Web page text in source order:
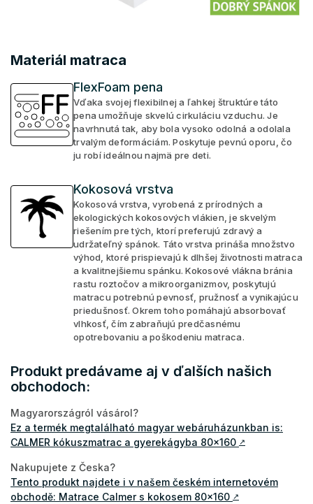
Materiál matraca
FlexFoam pena
Vďaka svojej flexibilnej a ľahkej štruktúre táto
pena umožňuje skvelú cirkuláciu vzduchu. Je
navrhnutá tak, aby bola vysoko odolná a odolala
trvalým deformáciám. Poskytuje pevnú oporu, čo
ju robí ideálnou najmä pre deti.
Kokosová vrstva
Kokosová vrstva, vyrobená z prírodných a
ekologických kokosových vlákien, je skvelým
riešením pre tých, ktorí preferujú zdravý a
udržateľný spánok. Táto vrstva prináša množstvo
výhod, ktoré prispievajú k dlhšej životnosti matraca
a kvalitnejšiemu spánku. Kokosové vlákna bránia
rastu roztočov a mikroorganizmov, poskytujú
matracu potrebnú pevnosť, pružnosť a vynikajúcu
priedušnosť. Okrem toho pomáhajú absorbovať
vlhkosť, čím zabraňujú predčasnému
opotrebovaniu a poškodeniu matraca.
Produkt predávame aj v ďalších našich
obchodoch:
Magyarországról vásárol?
Ez a termék megtalálható magyar webáruházunkban is:
CALMER kókuszmatrac a gyerekágyba 80x160 ↗
Nakupujete z Česka?
Tento produkt najdete i v našem českém internetovém
obchodě: Matrace Calmer s kokosem 80x160 ↗